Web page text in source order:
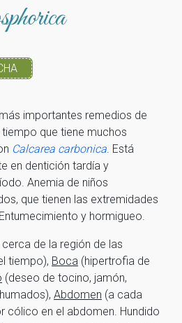
importantes remedios de
que tiene muchos
Calcarea carbonica. Está
en dentición tardía y
Anemia de niños
que tienen las extremidades
y hormigueo.
de la región de las
tiempo), Boca (hipertrofia de
(deseo de tocino, jamón,
Abdomen (a cada
cólico en el abdomen. Hundido